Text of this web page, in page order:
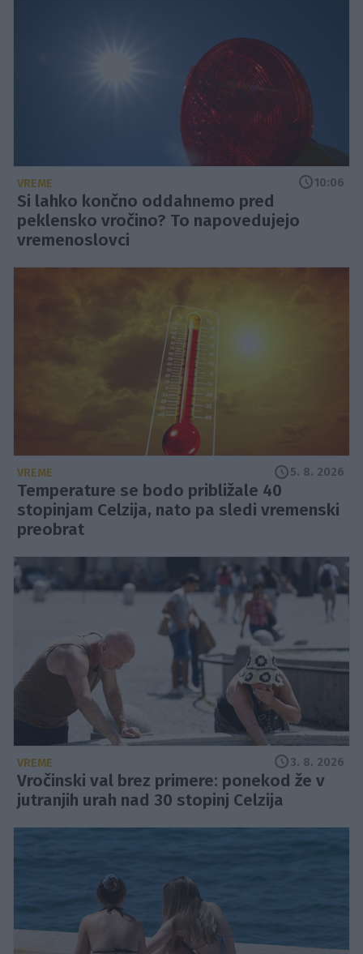
VREME 10:06
Si lahko končno oddahnemo pred
peklensko vročino? To napovedujejo
vremenoslovci
VREME 5. 8. 2026
Temperature se bodo približale 40
stopinjam Celzija, nato pa sledi vremenski
preobrat
VREME 3. 8. 2026
Vročinski val brez primere: ponekod že v
jutranjih urah nad 30 stopinj Celzija